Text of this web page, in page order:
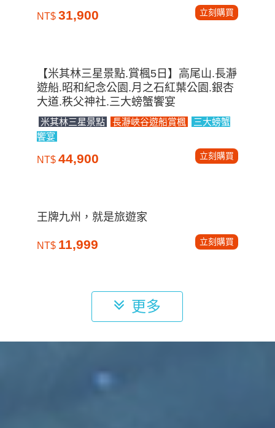
NT$ 31,900 立刻購買
【米其林三星景點.賞楓5日】高尾山.長瀞
遊船.昭和紀念公園.月之石紅葉公園.銀杏
大道.秩父神社.三大螃蟹饗宴
米其林三星景點 長瀞峽谷遊船賞楓
三大螃蟹
饗宴
NT$ 44,900 立刻購買
王牌九州，就是旅遊家
NT$ 11,999 立刻購買
更多